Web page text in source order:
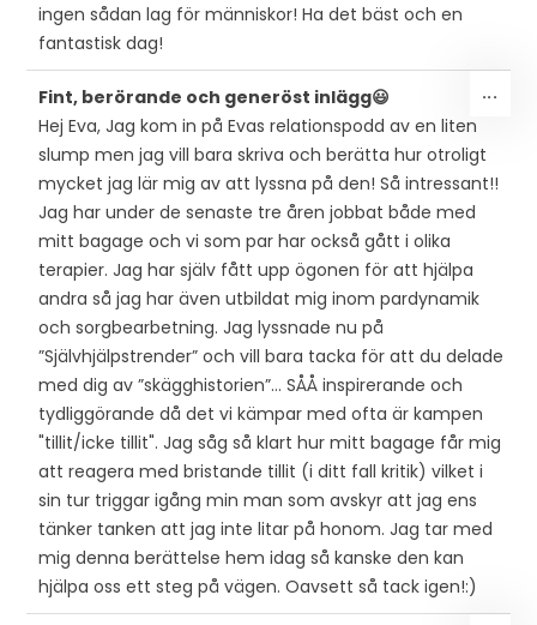
ingen sådan lag för människor! Ha det bäst och en
fantastisk dag!
Fint, berörande och generöst inlägg😃
Hej Eva, Jag kom in på Evas relationspodd av en liten
slump men jag vill bara skriva och berätta hur otroligt
mycket jag lär mig av att lyssna på den! Så intressant!!
Jag har under de senaste tre åren jobbat både med
mitt bagage och vi som par har också gått i olika
terapier. Jag har själv fått upp ögonen för att hjälpa
andra så jag har även utbildat mig inom pardynamik
och sorgbearbetning. Jag lyssnade nu på
”Självhjälpstrender” och vill bara tacka för att du delade
med dig av ”skägghistorien”… SÅÅ inspirerande och
tydliggörande då det vi kämpar med ofta är kampen
"tillit/icke tillit". Jag såg så klart hur mitt bagage får mig
att reagera med bristande tillit (i ditt fall kritik) vilket i
sin tur triggar igång min man som avskyr att jag ens
tänker tanken att jag inte litar på honom. Jag tar med
mig denna berättelse hem idag så kanske den kan
hjälpa oss ett steg på vägen. Oavsett så tack igen!:)
...